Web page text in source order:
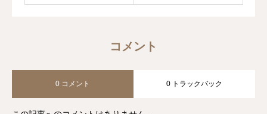
コメント
0 コメント 0 トラックバック